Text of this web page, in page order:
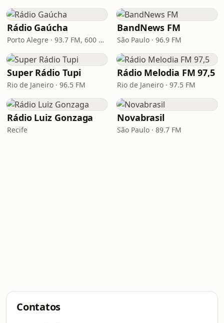
Rádio Gaúcha
Porto Alegre · 93.7 FM, 600 AM
BandNews FM
São Paulo · 96.9 FM
Super Rádio Tupi
Rio de Janeiro · 96.5 FM
Rádio Melodia FM 97,5
Rio de Janeiro · 97.5 FM
Rádio Luiz Gonzaga
Recife
Novabrasil
São Paulo · 89.7 FM
Contatos